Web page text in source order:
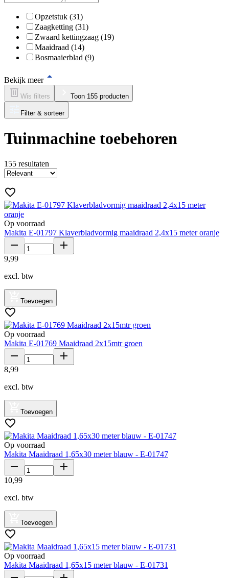
Opzetstuk (31)
Zaagketting (31)
Zwaard kettingzaag (19)
Maaidraad (14)
Bosmaaierblad (9)
Bekijk meer
Wis filters Toon 155 producten
Filter & sorteer
Tuinmachine toebehoren
155 resultaten
Op voorraad
Makita E-01797 Klaverbladvormig maaidraad 2,4x15 meter oranje
9,99
excl. btw
Toevoegen
Op voorraad
Makita E-01769 Maaidraad 2x15mtr groen
8,99
excl. btw
Toevoegen
Op voorraad
Makita Maaidraad 1,65x30 meter blauw - E-01747
10,99
excl. btw
Toevoegen
Op voorraad
Makita Maaidraad 1,65x15 meter blauw - E-01731